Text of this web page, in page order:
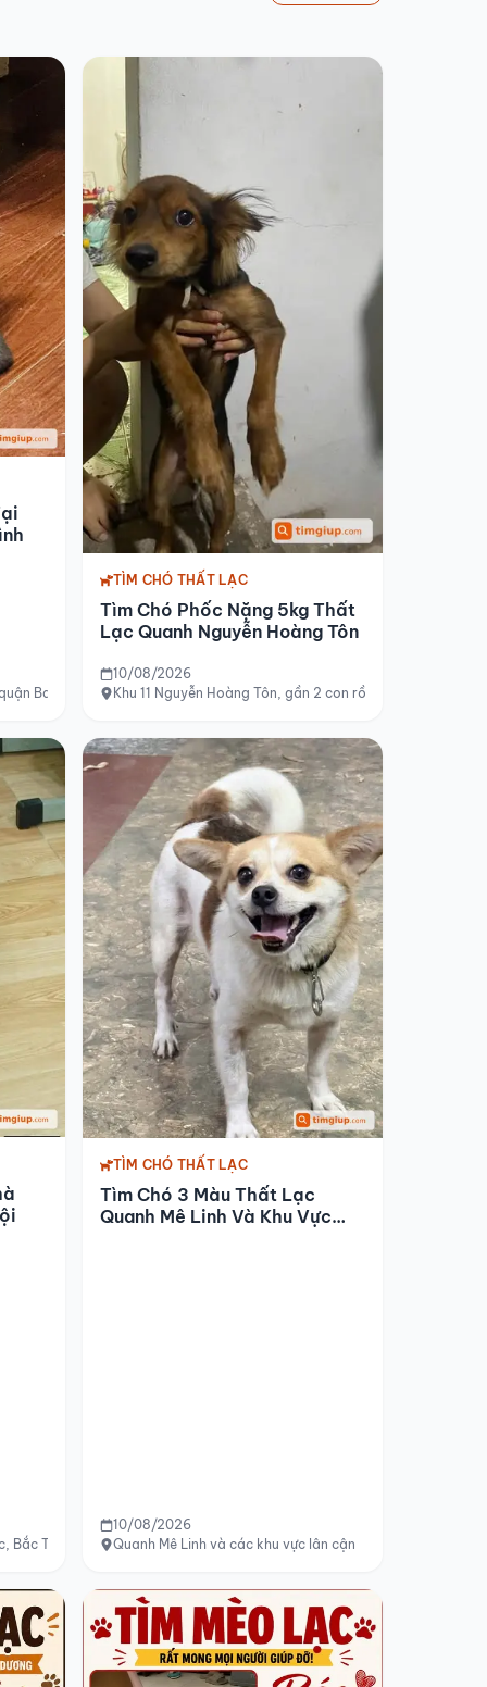
Ba Đình
TÌM CHÓ THẤT LẠC
Tìm Chó Phốc Nặng 5kg Thất
Lạc Quanh Nguyễn Hoàng Tôn
10/08/2026
Khu 11 Nguyễn Hoàng Tôn, gần 2 con rồng, Hà Nội
Bắc Từ Liêm, Hà Nội
TÌM CHÓ THẤT LẠC
Tìm Chó 3 Màu Thất Lạc
Quanh Mê Linh Và Khu Vực
10/08/2026
Quanh Mê Linh và các khu vực lân cận